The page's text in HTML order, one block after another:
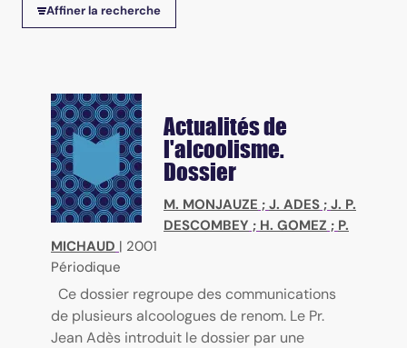
Affiner la recherche
Actualités de
l'alcoolisme.
Dossier
M. MONJAUZE ; J. ADES ; J. P.
DESCOMBEY ; H. GOMEZ ; P.
MICHAUD | 2001
Périodique
Ce dossier regroupe des communications
de plusieurs alcoologues de renom. Le Pr.
Jean Adès introduit le dossier par une